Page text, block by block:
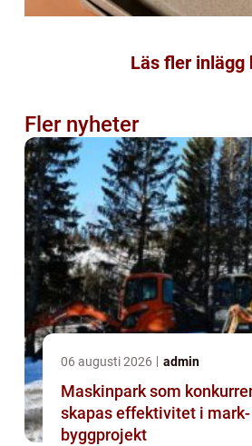
Läs fler inlägg
Fler nyheter
06 augusti 2026 admin
Maskinpark som
skapas effektivitet i mark-
byggprojekt